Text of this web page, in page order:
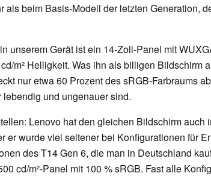
als beim Basis-Modell der letzten Generation,
unserem Gerät ist ein 14-Zoll-Panel mit
m² Helligkeit. Was ihn als billigen Bildschirm
nur etwa 60 Prozent des sRGB-Farbraums
lebendig und ungenauer sind.
Lenovo hat den gleichen Bildschirm auch
er wurde viel seltener bei Konfigurationen für
des T14 Gen 6, die man in Deutschland
cd/m²-Panel mit 100 % sRGB. Fast alle